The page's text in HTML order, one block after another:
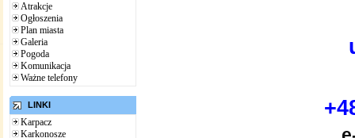
Atrakcje
Ogłoszenia
Plan miasta
Galeria
Pogoda
Komunikacja
Ważne telefony
LINKI
Karpacz
Karkonosze